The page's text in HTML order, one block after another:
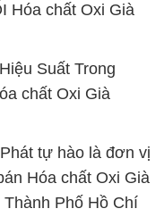
Hóa chất Oxi Già
Suất Trong
chất Oxi Già
tự hào là đơn vị
Hóa chất Oxi Già
Phố Hồ Chí